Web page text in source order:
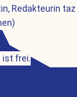
Redakteurin taz
ist frei.